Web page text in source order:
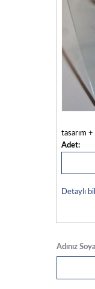
tasarım +
Adet:
Detaylı
Adınız